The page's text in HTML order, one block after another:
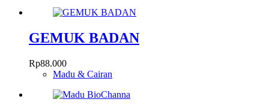
GEMUK BADAN
Rp88.000
Madu & Cairan